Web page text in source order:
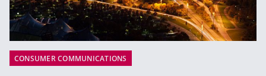
CONSUMER COMMUNICATIONS